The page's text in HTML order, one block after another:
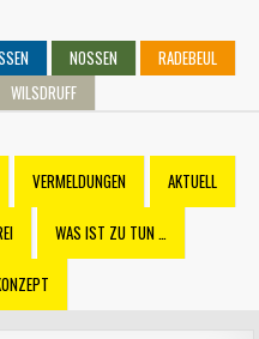
NOSSEN
RADEBEUL
WILSDRUFF
VERMELDUNGEN AKTUELL
WAS IST ZU TUN …